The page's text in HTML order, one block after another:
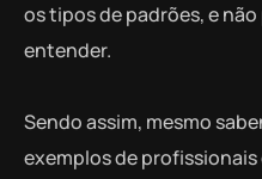
os tipos de padrões, e
entender.
Sendo assim, mesmo
exemplos de profissionais